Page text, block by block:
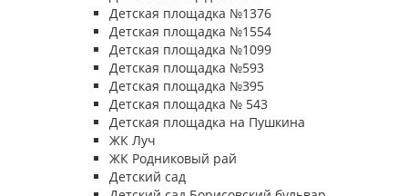
Детская площадка №1376
Детская площадка №1554
Детская площадка №1099
Детская площадка №593
Детская площадка №395
Детская площадка № 543
Детская площадка на Пушкина
ЖК Луч
ЖК Родниковый рай
Детский сад